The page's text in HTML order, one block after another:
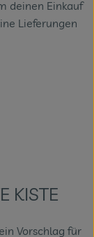
deinen Einkauf
Lieferungen
KISTE
Vorschlag für